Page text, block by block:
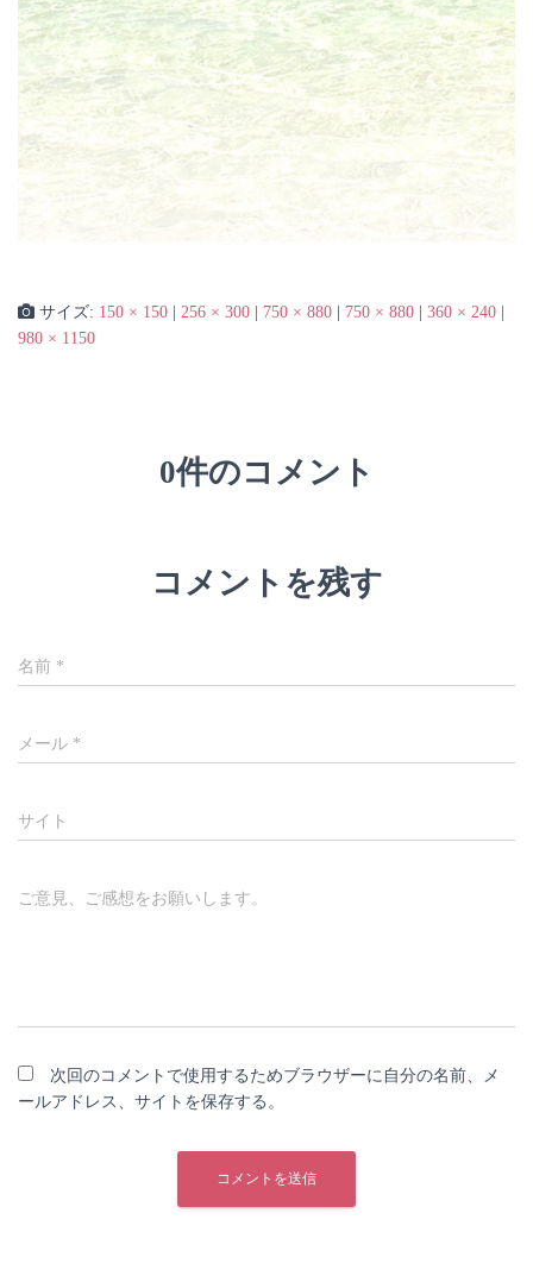
サイズ: 150 × 150 | 256 × 300 | 750 × 880 | 750 × 880 | 360 × 240 |
980 × 1150
0件のコメント
コメントを残す
名前 *
メール *
サイト
ご意見、ご感想をお願いします。
次回のコメントで使用するためブラウザーに自分の名前、メ
ールアドレス、サイトを保存する。